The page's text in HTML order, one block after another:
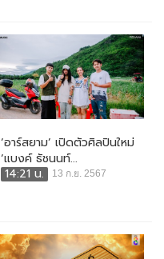
‘อาร์สยาม’ เปิดตัวศิลปินใหม่
‘แบงค์ ธัชนนท์...
14:21 น.
13 ก.ย. 2567